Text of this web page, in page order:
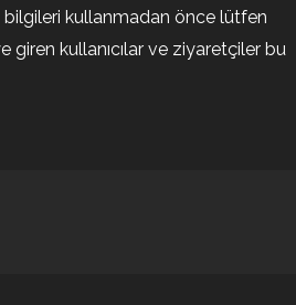
bilgileri kullanmadan önce lütfen
giren kullanıcılar ve ziyaretçiler bu